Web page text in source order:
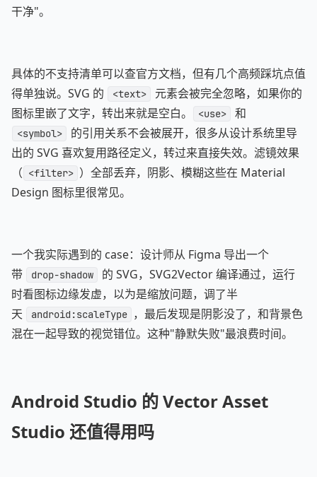
干净"。
具体的不支持清单可以查官方文档，但有几个高频踩坑点值
得单独说。SVG 的
<text>
元素会被完全忽略，如果你的
图标里嵌了文字，转出来就是空白。
<use> 和
<symbol>
的引用关系不会被展开，很多从设计系统里导
出的 SVG 喜欢复用路径定义，转过来直接失效。滤镜效果
（ <filter> ）全部丢弃，阴影、模糊这些在 Material
Design 图标里很常见。
一个我实际遇到的 case：设计师从 Figma 导出一个
带
drop-shadow
的 SVG，SVG2Vector 编译通过，运行
时看图标边缘发虚，以为是缩放问题，调了半
天
android:scaleType ，最后发现是阴影没了，和背景色
混在一起导致的视觉错位。这种"静默失败"最浪费时间。
Android Studio 的 Vector Asset
Studio 还值得用吗